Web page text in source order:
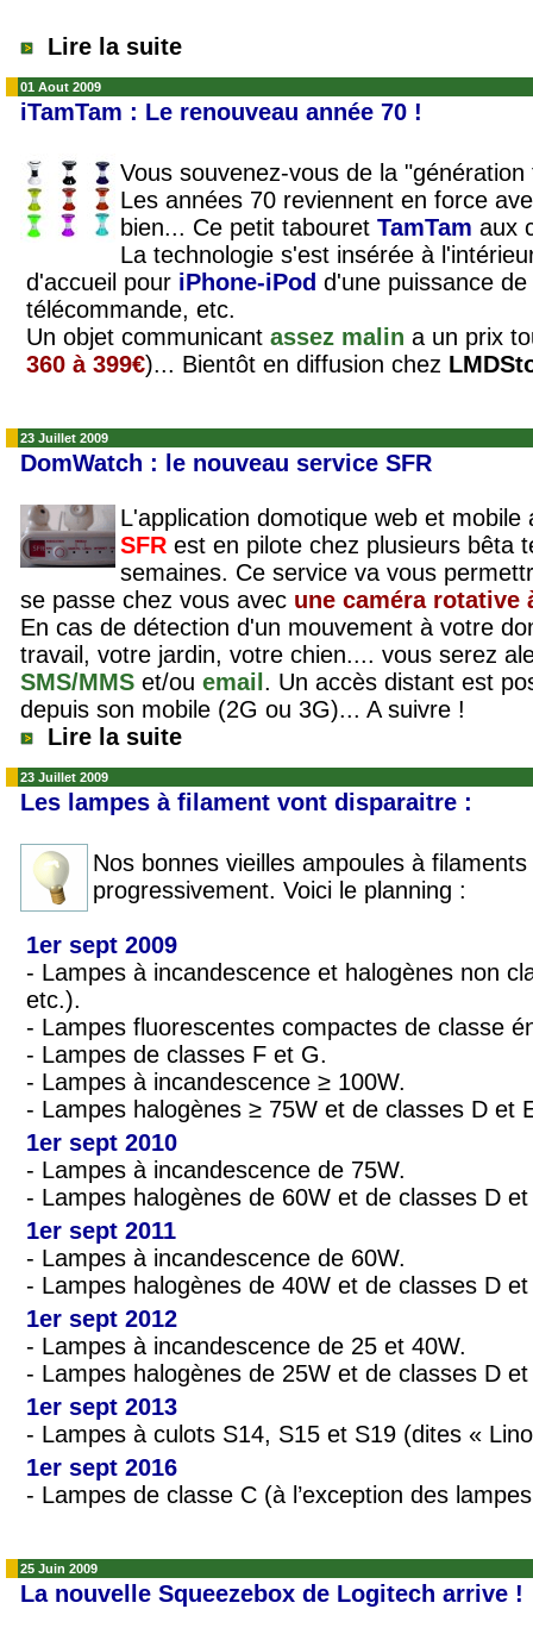
Lire la suite
01 Aout 2009
iTamTam : Le renouveau année 70 !
Vous souvenez-vous de la
Les années 70 reviennent en force
bien... Ce petit tabouret TamTam aux
La technologie s'est insérée à
d'accueil pour iPhone-iPod d'une puissance de
télécommande, etc.
Un objet communicant assez malin a un prix
360 à 399€)... Bientôt en diffusion chez
23 Juillet 2009
DomWatch : le nouveau service SFR
L'application domotique web et
SFR est en pilote chez plusieurs bêta
semaines. Ce service va vous
se passe chez vous avec une caméra rotative
En cas de détection d'un mouvement à votre
travail, votre jardin, votre chien.... vous serez
SMS/MMS et/ou email . Un accès distant est
depuis son mobile (2G ou 3G)... A suivre !
Lire la suite
23 Juillet 2009
Les lampes à filament vont disparaitre :
Nos bonnes vieilles ampoules à filaments
progressivement. Voici le planning :
1er sept 2009
- Lampes à incandescence et halogènes non
etc.).
- Lampes fluorescentes compactes de classe
- Lampes de classes F et G.
- Lampes à incandescence ≥ 100W.
- Lampes halogènes ≥ 75W et de classes D et
1er sept 2010
- Lampes à incandescence de 75W.
- Lampes halogènes de 60W et de classes D
1er sept 2011
- Lampes à incandescence de 60W.
- Lampes halogènes de 40W et de classes D
1er sept 2012
- Lampes à incandescence de 25 et 40W.
- Lampes halogènes de 25W et de classes D
1er sept 2013
- Lampes à culots S14, S15 et S19 (dites «
1er sept 2016
- Lampes de classe C (à l’exception des
25 Juin 2009
La nouvelle Squeezebox de Logitech arrive !